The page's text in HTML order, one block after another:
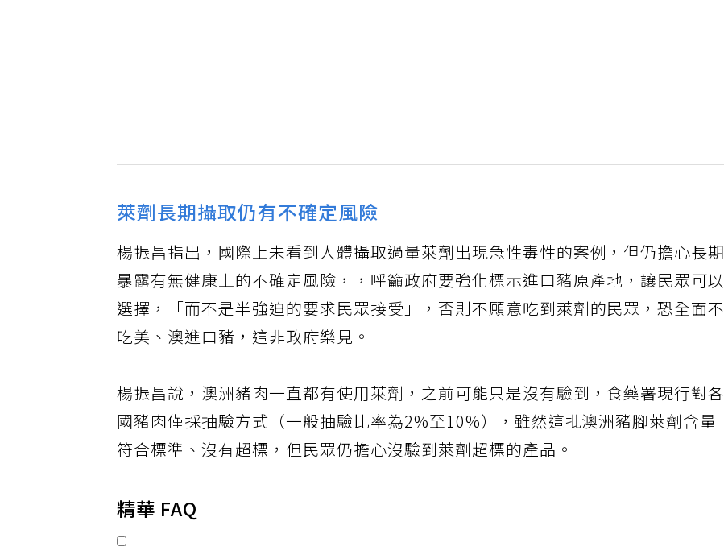
萊劑長期攝取仍有不確定風險
楊振昌指出，國際上未看到人體攝取過量萊劑出現急性毒性的案例，但仍擔心長期
暴露有無健康上的不確定風險，，呼籲政府要強化標示進口豬原產地，讓民眾可以
選擇，「而不是半強迫的要求民眾接受」，否則不願意吃到萊劑的民眾，恐全面不
吃美、澳進口豬，這非政府樂見。
楊振昌說，澳洲豬肉一直都有使用萊劑，之前可能只是沒有驗到，食藥署現行對各
國豬肉僅採抽驗方式（一般抽驗比率為2%至10%），雖然這批澳洲豬腳萊劑含量
符合標準、沒有超標，但民眾仍擔心沒驗到萊劑超標的產品。
精華 FAQ